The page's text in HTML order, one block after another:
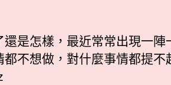
是怎樣，最近常常出現一陣
不想做，對什麼事情都提不